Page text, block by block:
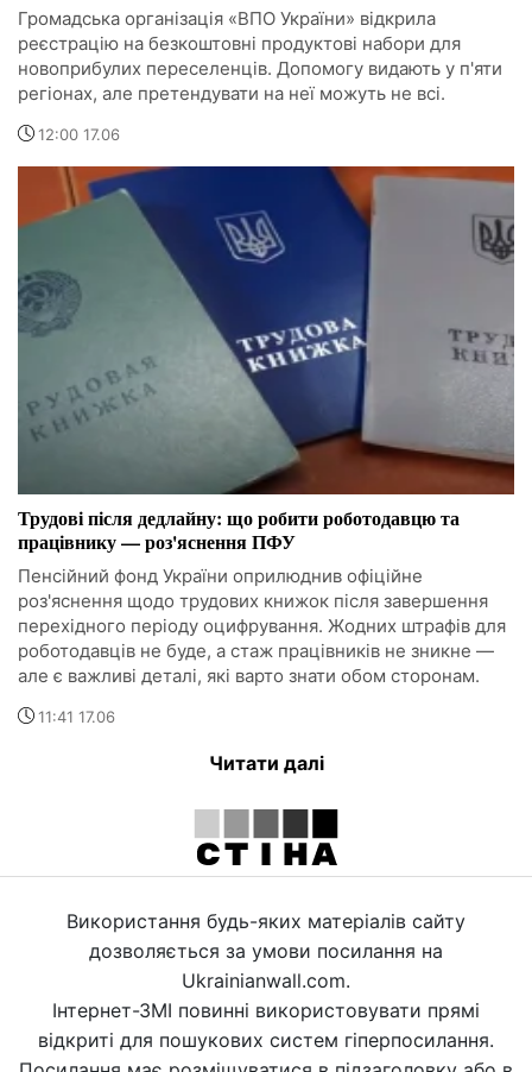
Громадська організація «ВПО України» відкрила
реєстрацію на безкоштовні продуктові набори для
новоприбулих переселенців. Допомогу видають у п'яти
регіонах, але претендувати на неї можуть не всі.
12:00 17.06
Трудові після дедлайну: що робити роботодавцю та
працівнику — роз'яснення ПФУ
Пенсійний фонд України оприлюднив офіційне
роз'яснення щодо трудових книжок після завершення
перехідного періоду оцифрування. Жодних штрафів для
роботодавців не буде, а стаж працівників не зникне —
але є важливі деталі, які варто знати обом сторонам.
11:41 17.06
Читати далі
Використання будь-яких матеріалів сайту
дозволяється за умови посилання на
Ukrainianwall.com.
Інтернет-ЗМІ повинні використовувати прямі
відкриті для пошукових систем гіперпосилання.